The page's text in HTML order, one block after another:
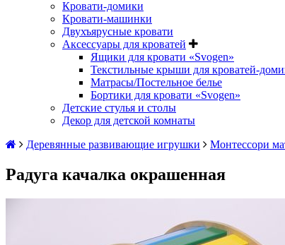
Кровати-домики
Кровати-машинки
Двухъярусные кровати
Аксессуары для кроватей
Ящики для кровати «Svogen»
Текстильные крыши для кроватей-
Матрасы/Постельное белье
Бортики для кровати «Svogen»
Детские стулья и столы
Декор для детской комнаты
Деревянные развивающие игрушки
Монтессори
Радуга качалка окрашенная